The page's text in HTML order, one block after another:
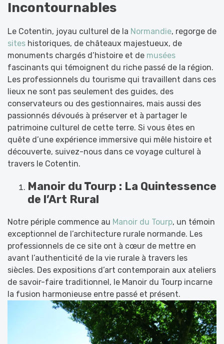
Incontournables
Le Cotentin, joyau culturel de la Normandie, regorge de
sites historiques, de châteaux majestueux, de
monuments chargés d’histoire et de musées
fascinants qui témoignent du riche passé de la région.
Les professionnels du tourisme qui travaillent dans ces
lieux ne sont pas seulement des guides, des
conservateurs ou des gestionnaires, mais aussi des
passionnés dévoués à préserver et à partager le
patrimoine culturel de cette terre. Si vous êtes en
quête d’une expérience immersive qui mêle histoire et
découverte, suivez-nous dans ce voyage culturel à
travers le Cotentin.
Manoir du Tourp : La Quintessence
de l’Art Rural
Notre périple commence au Manoir du Tourp, un témoin
exceptionnel de l’architecture rurale normande. Les
professionnels de ce site ont à cœur de mettre en
avant l’authenticité de la vie rurale à travers les
siècles. Des expositions d’art contemporain aux ateliers
de savoir-faire traditionnel, le Manoir du Tourp incarne
la fusion harmonieuse entre passé et présent.